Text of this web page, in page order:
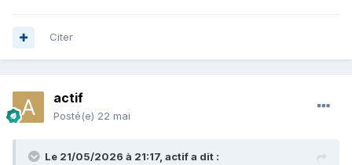
Citer
actif
Posté(e) 22 mai
Le 21/05/2026 à 21:17, actifa dit :